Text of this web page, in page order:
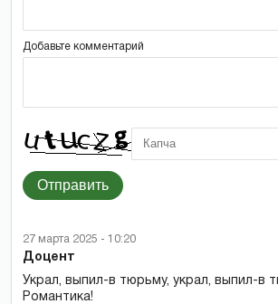
Добавьте комментарий
Отправить
27 марта 2025 - 10:20
Доцент
Украл, выпил-в тюрьму, украл, выпил-в
Романтика!